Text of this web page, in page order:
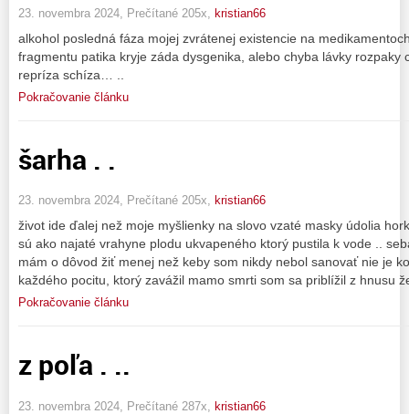
23. novembra 2024, Prečítané 205x, kristian66
alkohol posledná fáza mojej zvrátenej existencie na
fragmentu patika kryje záda dysgenika, alebo chyba lávky rozpaky
repríza schíza… ..
Pokračovanie článku
šarha . .
23. novembra 2024, Prečítané 205x, kristian66
život ide ďalej než moje myšlienky na slovo vzaté masky údolia
sú ako najaté vrahyne plodu ukvapeného ktorý pustila k vode ..
mám o dôvod žiť menej než keby som nikdy nebol sanovať nie je
každého pocitu, ktorý zavážil mamo smrti som sa priblížil z hnusu
Pokračovanie článku
z poľa . ..
23. novembra 2024, Prečítané 287x, kristian66